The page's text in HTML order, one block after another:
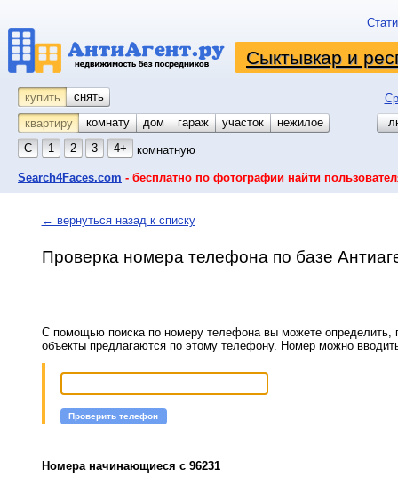
Сыктывкар и
купить снять
квартиру
комнату койко-место
дом гараж участок
нежилое
С
1 2 3 4+ комнатную
Search4Faces.com - бесплатно по фотографии найти
← вернуться назад к списку
Проверка номера телефона по базе
С помощью поиска по номеру телефона вы можете определить,
объекты предлагаются по этому телефону. Номер можно
Проверить телефон
Номера начинающиеся с 96231